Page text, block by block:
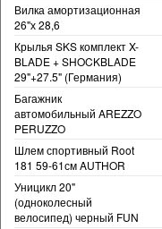
Вилка амортизационная
26"х 28,6
Крылья SKS комплект X-
BLADE + SHOCKBLADE
29"+27.5" (Германия)
Багажник
автомобильный AREZZO
PERUZZO
Шлем спортивный Root
181 59-61см AUTHOR
Уницикл 20"
(одноколесный
велосипед) черный FUN